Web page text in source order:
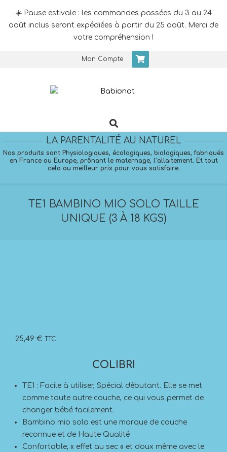
☀️ Pause estivale : les commandes passées du 3 au 24
août inclus seront expédiées à partir du 25 août. Merci de
votre compréhension !
Mon Compte
Navigation
Search
LA PARENTALITÉ AU NATUREL
Nos produits sont Physiologiques, écologiques, biologiques, fabriqués
en France ou Europe, prônant le maternage, l’allaitement. Et tout
cela au meilleur prix pour vous satisfaire.
TE1 BAMBINO MIO SOLO TAILLE
UNIQUE (3 À 18 KGS)
25,49 € TTC
COLIBRI
TE1 : Facile à utiliser, Spécial débutant. Elle se met
comme toute autre couche, ce qui vous permet de
changer bébé facilement.
Bambino mio solo est une marque de couche
reconnue et de Haute Qualité
Confortable, « effet au sec « et doux même avec le